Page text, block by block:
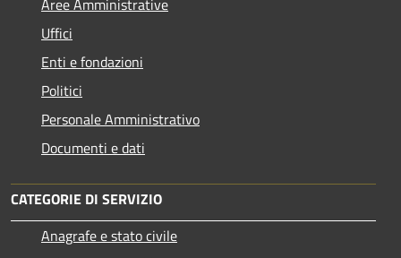
Aree Amministrative
Uffici
Enti e fondazioni
Politici
Personale Amministrativo
Documenti e dati
CATEGORIE DI SERVIZIO
Anagrafe e stato civile